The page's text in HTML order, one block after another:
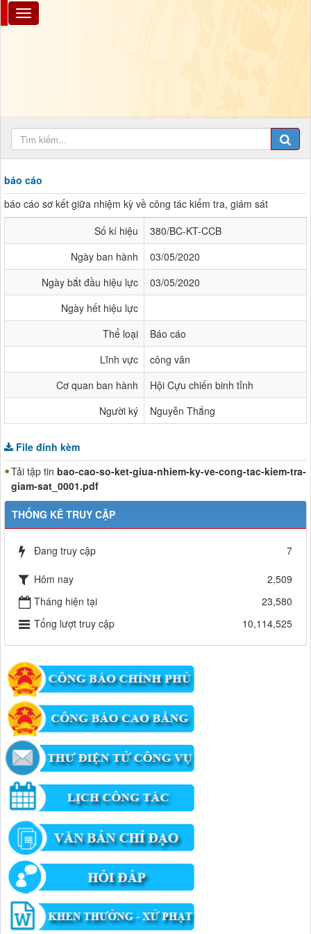
báo cáo
báo cáo sơ kết giữa nhiệm kỳ về công tác kiểm tra, giám sát
Số kí hiệu
380/BC-KT-CCB
Ngày ban hành
03/05/2020
Ngày bắt đầu hiệu lực
03/05/2020
Ngày hết hiệu lực
Thể loại
Báo cáo
Lĩnh vực
công văn
Cơ quan ban hành
Hội Cựu chiến binh tỉnh
Người ký
Nguyễn Thắng
File đính kèm
Tải tập tin bao-cao-so-ket-giua-nhiem-ky-ve-cong-tac-kiem-tra-
giam-sat_0001.pdf
THỐNG KÊ TRUY CẬP
Đang truy cập 7
Hôm nay
2,509
Tháng hiện tại
23,580
Tổng lượt truy cập
10,114,525